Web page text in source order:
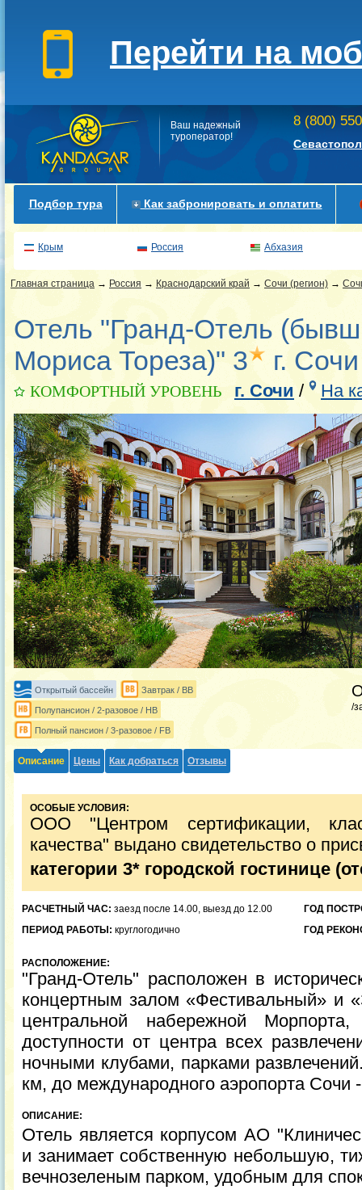
Перейти на
Ваш надежный
туроператор!
8 (800)
Подбор тура Как забронировать и оплатить
Крым Россия Абхазия
Главная страница → Россия → Краснодарский край → Сочи (регион) →
Отель "Гранд-Отель
Мориса Тореза)" 3
г. Сочи
КОМФОРТНЫЙ УРОВЕНЬ г. Сочи / На
Открытый бассейн Завтрак / BB
Полупансион / 2-разовое / HB
Полный пансион / 3-разовое / FB
/
Описание Цены Как добраться Отзывы
ОСОБЫЕ УСЛОВИЯ:
ООО "Центром сертификации,
качества" выдано свидетельство о
категории 3* городской гостинице
РАСЧЕТНЫЙ ЧАС: заезд после 14.00, выезд до 12.00
ГОД
ПЕРИОД РАБОТЫ: круглогодично ГОД
РАСПОЛОЖЕНИЕ:
"Гранд-Отель" расположен в
концертным залом «Фестивальный» и
центральной набережной
доступности от центра всех
ночными клубами, парками
км, до международного аэропорта Сочи
ОПИСАНИЕ:
Отель является корпусом АО
и занимает собственную небольшую,
вечнозеленым парком, удобным для